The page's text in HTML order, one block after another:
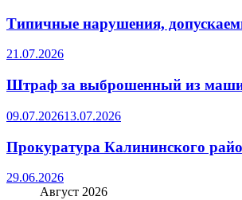
Типичные нарушения,
21.07.2026
Штраф за выброшенный из
09.07.202613.07.2026
Прокуратура Калининского
29.06.2026
Август 2026